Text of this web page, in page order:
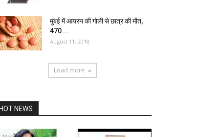
मुंबई में आयरन की गोली से छात्र की मौत,
470 ...
August 11, 2018
Load more
HOT NEWS